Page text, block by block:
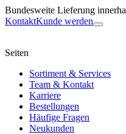
Bundesweite Lieferung
KontaktKunde werden
Seiten
Sortiment & Services
Team & Kontakt
Karriere
Bestellungen
Häufige Fragen
Neukunden